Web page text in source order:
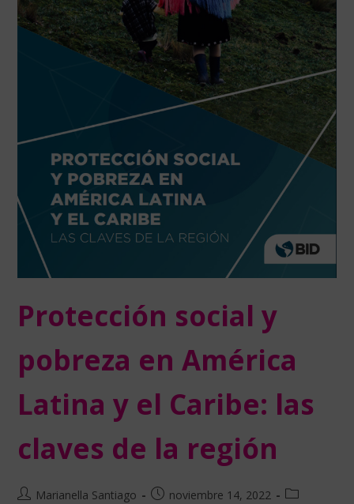
Protección social y
pobreza en América
Latina y el Caribe: las
claves de la región
Marianella Santiago noviembre 14, 2022